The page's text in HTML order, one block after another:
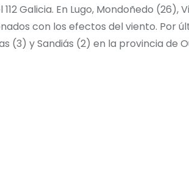
Galicia. En Lugo, Mondoñedo (26),
con los efectos del viento. Por
(3) y Sandiás (2) en la provincia de